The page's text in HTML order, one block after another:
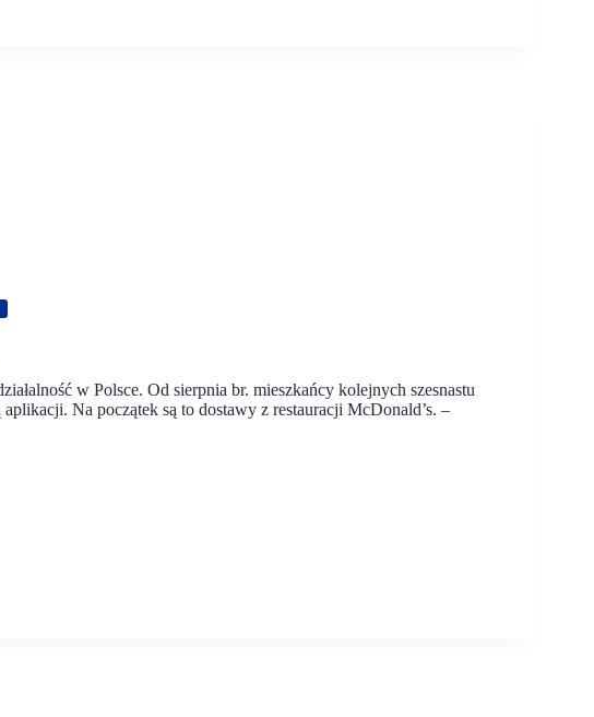
w Polsce. Od sierpnia br. mieszkańcy kolejnych szesnastu
Na początek są to dostawy z restauracji McDonald’s. –